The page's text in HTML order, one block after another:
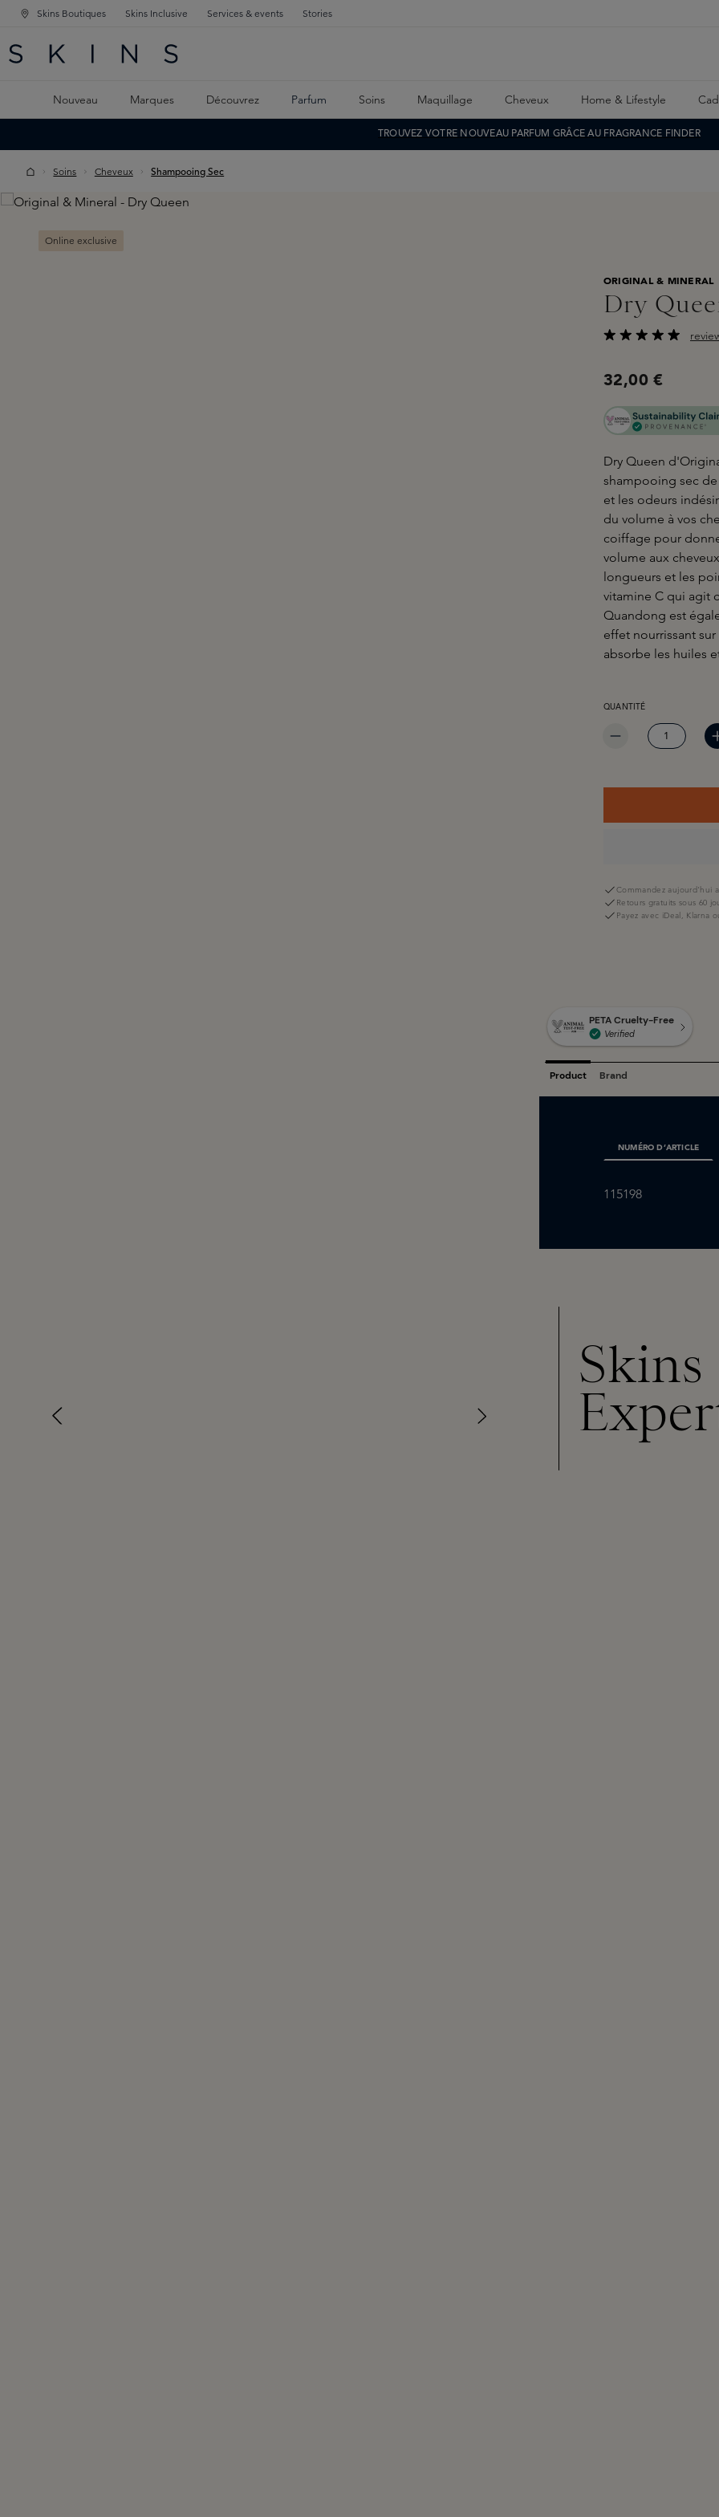
PRINCIPALE
CONTENU PRINCIPAL
Skins Boutiques Skins Inclusive Services & events Stories
Nouveau Marques Découvrez Parfum Soins Maquillage Cheveux Home & Lifestyle
TROUVEZ VOTRE NOUVEAU PARFUM GRÂCE AU FRAGRANCE FINDER
Soins Cheveux Shampooing Sec
Skip image gallery
Online exclusive
ORIGINAL & MINERAL
Dry
32,00 €
Dry Queen
shampooing sec de
et les odeurs
du volume à vos
coiffage pour
volume aux
longueurs et les
vitamine C qui agit
Quandong est
effet nourrissant sur
absorbe les huiles
QUANTITÉ DE PRODUIT
QUANTITÉ
Commandez aujourd'hui
Retours gratuits sous 60
Payez avec iDeal, Klarna
NUMÉRO D’ARTICLE
115198
Skins